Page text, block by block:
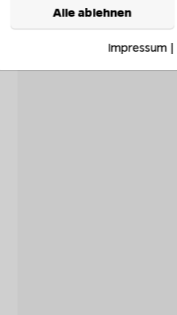
Alle ablehnen
Impressum|